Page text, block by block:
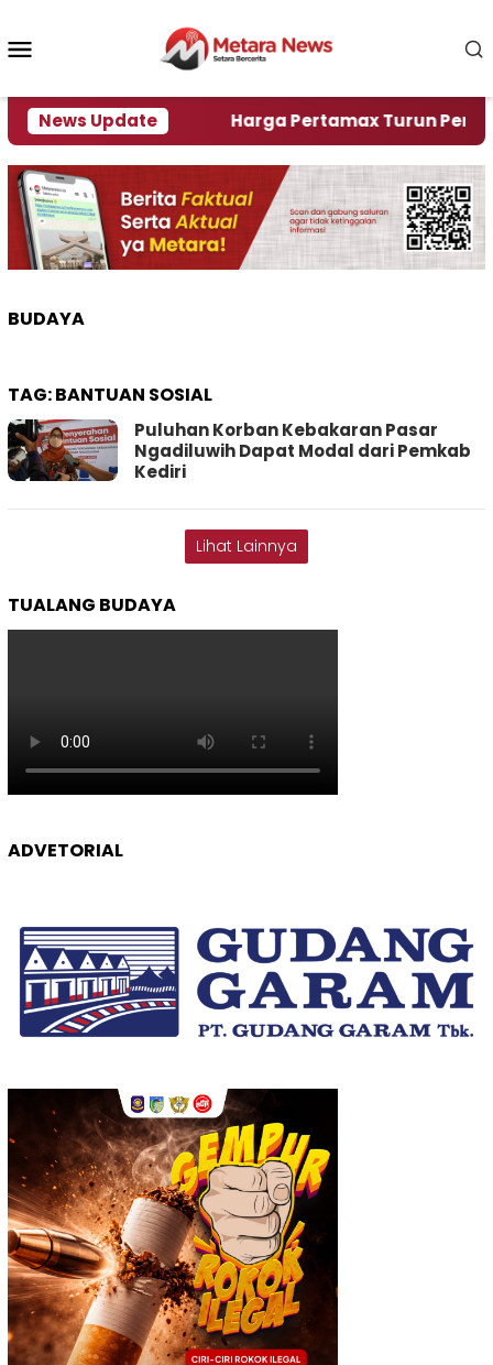
konten
News Update
Krisi Air Harga Pertamax Turun Per Hari
BUDAYA
TAG:BANTUAN SOSIAL
Puluhan Korban Kebakaran Pasar
Ngadiluwih Dapat Modal dari Pemkab
Kediri
Lihat Lainnya
TUALANG BUDAYA
ADVETORIAL